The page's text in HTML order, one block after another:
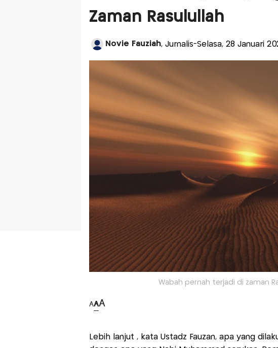
Zaman Rasulullah
Novie Fauziah, Jurnalis-Selasa, 28 Januari
Wabah pernah terjadi di zaman
AAA
Lebih lanjut , kata Ustadz Fauzan, apa yang